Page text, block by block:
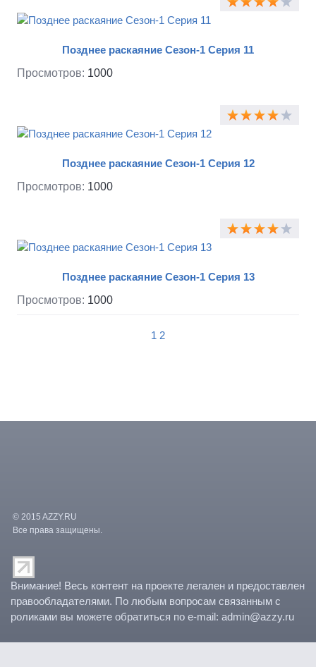
Позднее раскаяние Сезон-1 Серия 11
Просмотров: 1000
Позднее раскаяние Сезон-1 Серия 12
Просмотров: 1000
Позднее раскаяние Сезон-1 Серия 13
Просмотров: 1000
1 2
© 2015 AZZY.RU
Все права защищены.
Внимание! Весь контент на проекте легален и предоставлен
правообладателями. По любым вопросам связанным с
роликами вы можете обратиться по e-mail: admin@azzy.ru
/var/www/vhosts/paradocs/kino.advideo.ru/templates/azzy/